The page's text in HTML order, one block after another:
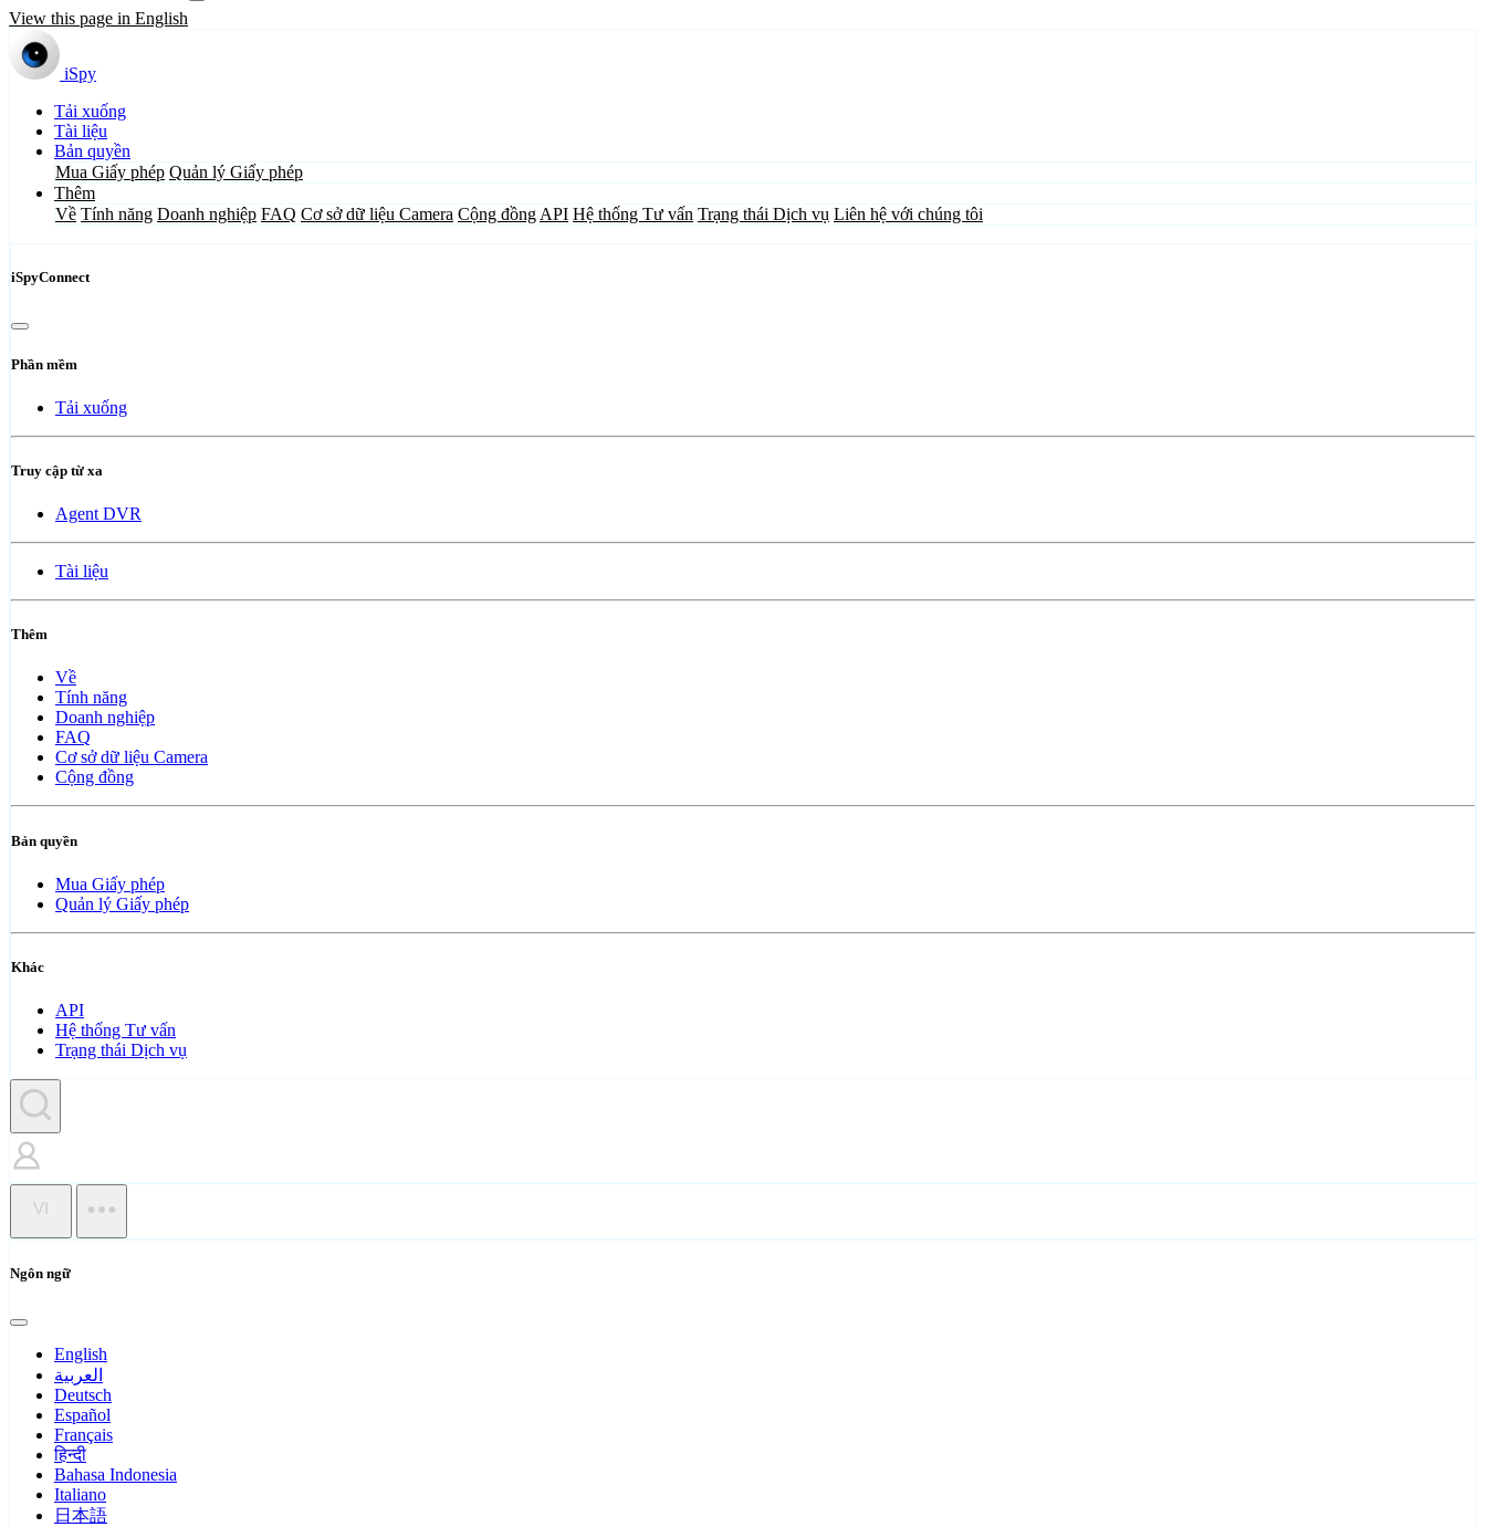
View this page in English
iSpy
Tải xuống
Tài liệu
Bản quyền
Mua Giấy phép Quản lý Giấy phép
Thêm
Về Tính năng Doanh nghiệp FAQ Cơ sở dữ liệu Camera Cộng đồng API Hệ thống Tư vấn Trạng thái Dịch vụ Liên hệ với chúng tôi
iSpyConnect
Phần mềm
Tải xuống
Truy cập từ xa
Agent DVR
Tài liệu
Thêm
Về
Tính năng
Doanh nghiệp
FAQ
Cơ sở dữ liệu Camera
Cộng đồng
Bản quyền
Mua Giấy phép
Quản lý Giấy phép
Khác
API
Hệ thống Tư vấn
Trạng thái Dịch vụ
VI
Ngôn ngữ
English
العربية
Deutsch
Español
Français
हिन्दी
Bahasa Indonesia
Italiano
日本語